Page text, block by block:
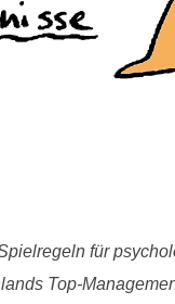
für
Top-